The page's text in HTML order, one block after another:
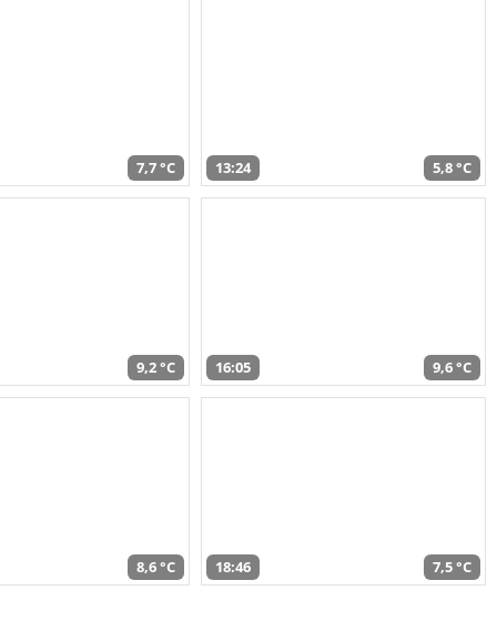
7,7 °C 13:24 5,8 °C
9,2 °C 16:05 9,6 °C
8,6 °C 18:46 7,5 °C